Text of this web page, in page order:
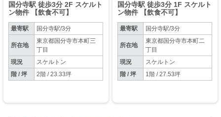
国分寺駅 徒歩3分 2F スケルト
ン物件 【飲食不可】
最寄駅 国分寺駅/3分
所在地
東京都国分寺市本町三
丁目
現況
スケルトン
階 / 坪
2階 / 23.33坪
国分寺駅 徒歩3分 1F スケルト
ン物件 【飲食不可】
最寄駅 国分寺駅/3分
所在地
東京都国分寺市本町二
丁目
現況
スケルトン
階 / 坪
1階 / 27.53坪